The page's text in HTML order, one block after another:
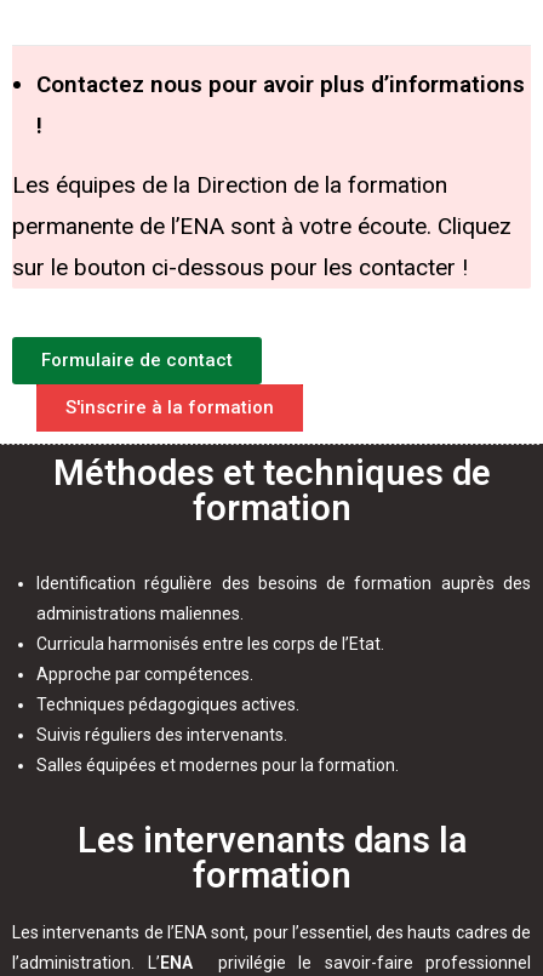
Contactez nous pour avoir plus d’informations
!
Les équipes de la Direction de la formation
permanente de l’ENA sont à votre écoute. Cliquez
sur le bouton ci-dessous pour les contacter !
Formulaire de contact
S'inscrire à la formation
Méthodes et techniques de
formation
Identification régulière des besoins de formation auprès des
administrations maliennes.
Curricula harmonisés entre les corps de l’Etat.
Approche par compétences.
Techniques pédagogiques actives.
Suivis réguliers des intervenants.
Salles équipées et modernes pour la formation.
Les intervenants dans la
formation
Les intervenants de l’ENA sont, pour l’essentiel, des hauts cadres de
l’administration. L’ENA privilégie le savoir-faire professionnel